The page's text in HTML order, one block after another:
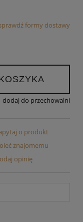
płatnościformy dostawy
dodaj do przechowalni
o produkt
znajomemu
opinię